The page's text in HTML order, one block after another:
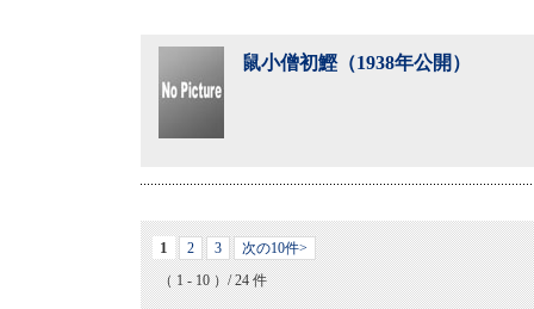
鼠小僧初鰹（1938年公開）
1 2 3
次の10件>
（ 1 - 10 ）/ 24 件